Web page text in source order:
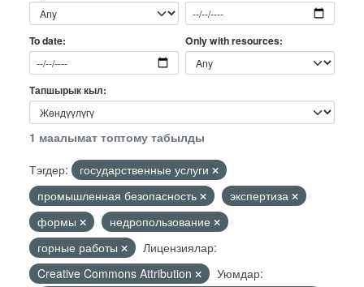
To date Only with resources
Тапшырык кыл
1 маалымат топтому табылды
Тэгдер:
государственные услуги
промышленная безопасность
экспертиза
формы
недропользование
горные работы
Лицензиялар:
Creative Commons Attribution
Уюмдар: